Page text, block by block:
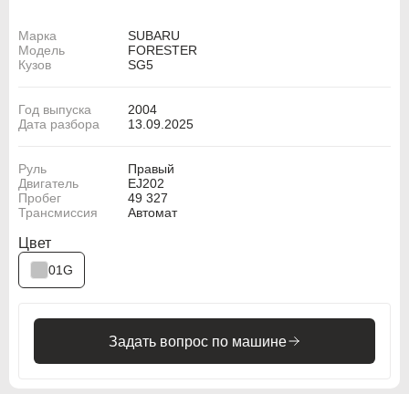
Марка
SUBARU
Модель
FORESTER
Кузов
SG5
Год выпуска
2004
Дата разбора
13.09.2025
Руль
Правый
Двигатель
EJ202
Пробег
49 327
Трансмиссия
Автомат
Цвет
01G
Задать вопрос по машине
ABARTH
BMW Motorrad
ABARTH
BMW Motorrad